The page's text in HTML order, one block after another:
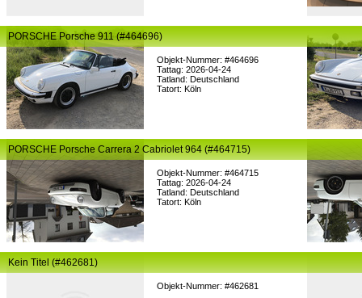
Objekt-Nummer: #464696
Tattag: 2026-04-24
Tatland: Deutschland
Tatort: Köln
PORSCHE Porsche 911 (#464696)
Objekt-Nummer: #464715
Tattag: 2026-04-24
Tatland: Deutschland
Tatort: Köln
PORSCHE Porsche Carrera 2 Cabriolet 964 (#464715)
Objekt-Nummer: #462681
Kein Titel (#462681)